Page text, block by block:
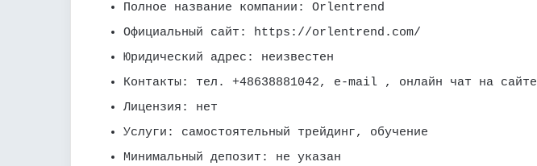
Полное название компании: Orlentrend
Официальный сайт: https://orlentrend.com/
Юридический адрес: неизвестен
Контакты: тел. +48638881042, e-mail
, онлайн чат на сайте
Лицензия: нет
Услуги: самостоятельный трейдинг, обучение
Минимальный депозит: не указан